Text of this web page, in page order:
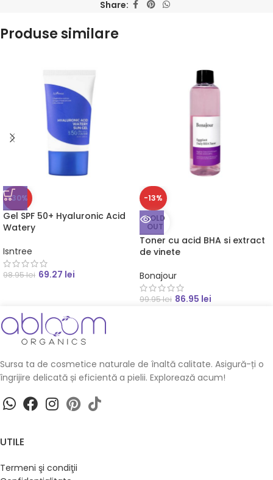
Share:
Produse similare
-30%
Gel SPF 50+ Hyaluronic Acid
Watery
Isntree
98.95lei 69.27 lei
-13%
SOLD
OUT
Toner cu acid BHA si extract
de vinete
Bonajour
99.95lei 86.95 lei
Sursa ta de cosmetice naturale de înaltă calitate. Asigură-ți o
îngrijire delicată și eficientă a pielii. Explorează acum!
UTILE
Termeni şi condiţii